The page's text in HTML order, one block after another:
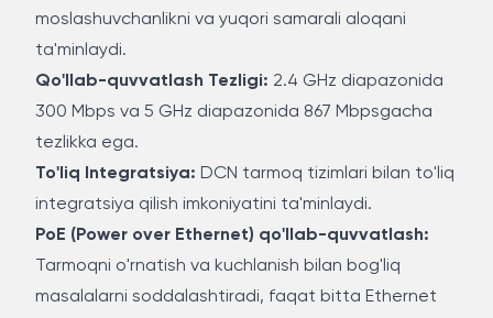
moslashuvchanlikni va yuqori samarali aloqani
ta'minlaydi.
Qo'llab-quvvatlash Tezligi: 2.4 GHz diapazonida
300 Mbps va 5 GHz diapazonida 867 Mbpsgacha
tezlikka ega.
To'liq Integratsiya: DCN tarmoq tizimlari bilan to'liq
integratsiya qilish imkoniyatini ta'minlaydi.
PoE (Power over Ethernet) qo'llab-quvvatlash:
Tarmoqni o'rnatish va kuchlanish bilan bog'liq
masalalarni soddalashtiradi, faqat bitta Ethernet